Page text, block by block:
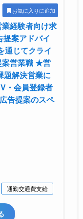
お気に入りに追加
経験者向け求
案アドバイ
通じてクライ
案営業職 ★営
題解決営業に
・会員登録者
告提案のスペ
通勤交通費支給